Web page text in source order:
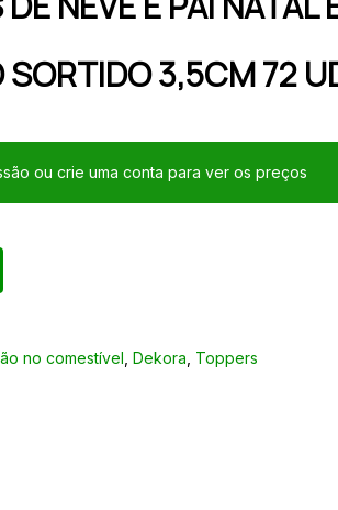
SORTIDO 3,5CM 72
ou crie uma conta para ver os preços
no comestível ,Dekora Toppers